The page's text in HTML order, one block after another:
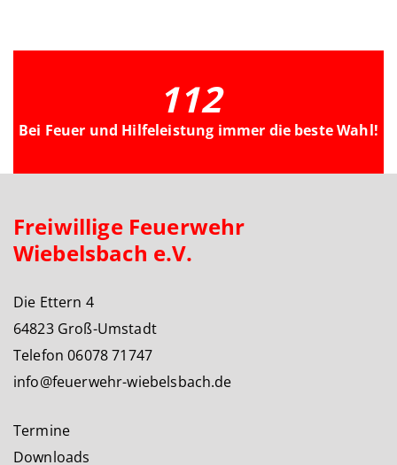
112
Bei Feuer und Hilfeleistung immer die beste Wahl!
Freiwillige Feuerwehr
Wiebelsbach e.V.
Die Ettern 4
64823 Groß-Umstadt
Telefon 06078 71747
info@feuerwehr-wiebelsbach.de
Termine
Downloads